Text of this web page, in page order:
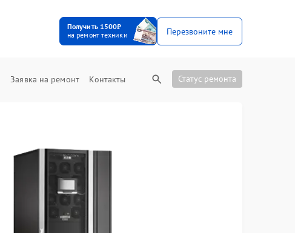
Получить 1500₽
на ремонт техники
Перезвоните мне
Заявка на ремонт Контакты Статус ремонта